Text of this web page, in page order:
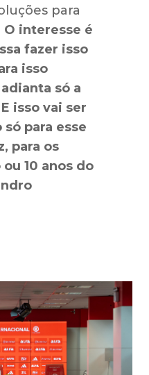
para
O interesse é
fazer isso
isso
só a
isso vai ser
para esse
para os
10 anos do